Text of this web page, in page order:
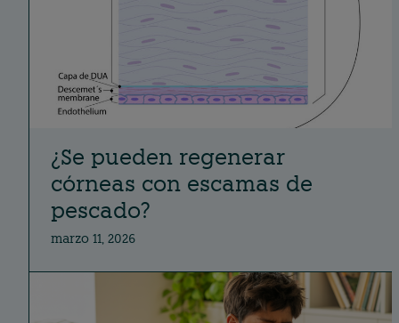
¿Se pueden regenerar
córneas con escamas de
pescado?
marzo 11, 2026